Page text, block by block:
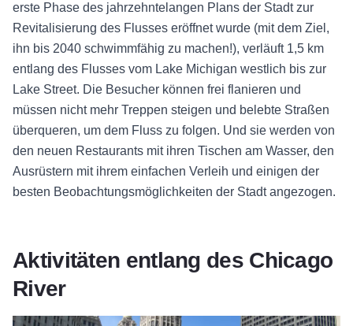
erste Phase des jahrzehntelangen Plans der Stadt zur
Revitalisierung des Flusses eröffnet wurde (mit dem Ziel,
ihn bis 2040 schwimmfähig zu machen!), verläuft 1,5 km
entlang des Flusses vom Lake Michigan westlich bis zur
Lake Street. Die Besucher können frei flanieren und
müssen nicht mehr Treppen steigen und belebte Straßen
überqueren, um dem Fluss zu folgen. Und sie werden von
den neuen Restaurants mit ihren Tischen am Wasser, den
Ausrüstern mit ihrem einfachen Verleih und einigen der
besten Beobachtungsmöglichkeiten der Stadt angezogen.
Aktivitäten entlang des Chicago
River